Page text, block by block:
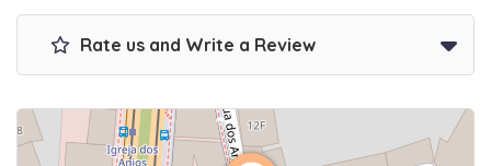
Rate us and Write a Review